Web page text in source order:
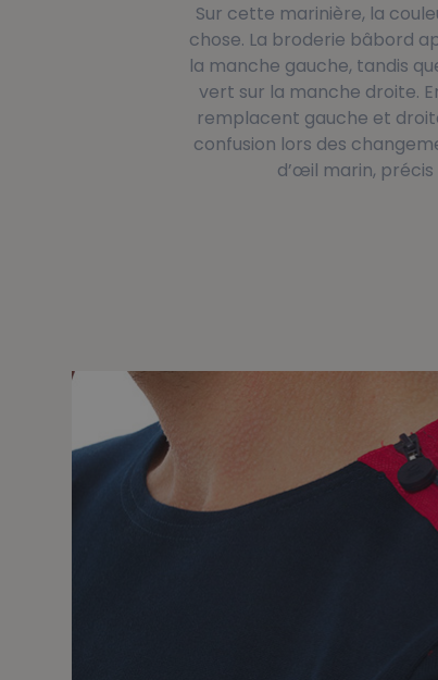
Sur cette marinière, la
chose. La broderie bâbord
la manche gauche, tandis
vert sur la manche droite.
remplacent gauche et
confusion lors des
d’œil marin, précis